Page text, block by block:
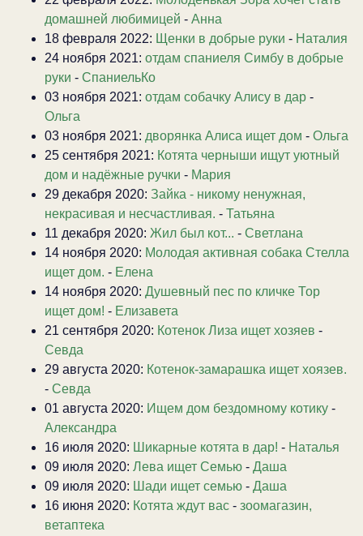
домашней любимицей - Анна
18 февраля 2022: Щенки в добрые руки - Наталия
24 ноября 2021: отдам спаниеля Симбу в добрые
руки - СпаниельКо
03 ноября 2021: отдам собачку Алису в дар -
Ольга
03 ноября 2021: дворянка Алиса ищет дом - Ольга
25 сентября 2021: Котята черныши ищут уютный
дом и надёжные ручки - Мария
29 декабря 2020: Зайка - никому ненужная,
некрасивая и несчастливая. - Татьяна
11 декабря 2020: Жил был кот... - Светлана
14 ноября 2020: Молодая активная собака Стелла
ищет дом. - Елена
14 ноября 2020: Душевный пес по кличке Тор
ищет дом! - Елизавета
21 сентября 2020: Котенок Лиза ищет хозяев -
Севда
29 августа 2020: Котенок-замарашка ищет хоязев.
- Севда
01 августа 2020: Ищем дом бездомному котику -
Александра
16 июля 2020: Шикарные котята в дар! - Наталья
09 июля 2020: Лева ищет Семью - Даша
09 июля 2020: Шади ищет семью - Даша
16 июня 2020: Котята ждут вас - зоомагазин,
ветаптека